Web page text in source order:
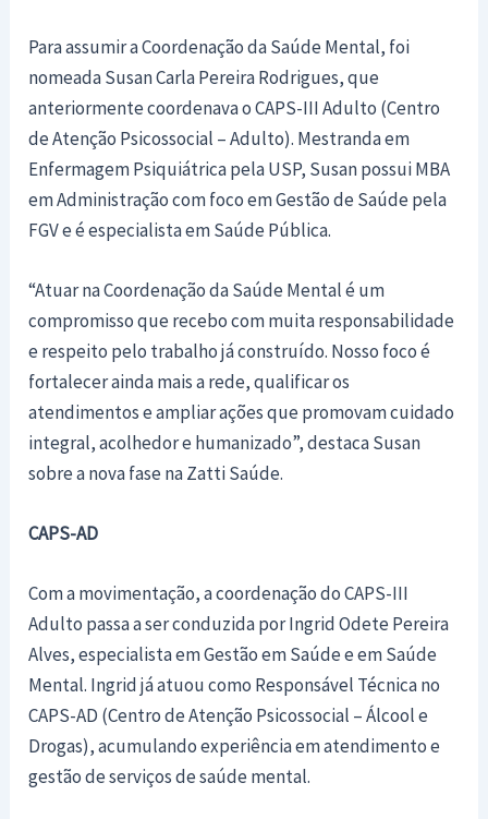
Para assumir a Coordenação da Saúde Mental, foi
nomeada Susan Carla Pereira Rodrigues, que
anteriormente coordenava o CAPS-III Adulto (Centro
de Atenção Psicossocial – Adulto). Mestranda em
Enfermagem Psiquiátrica pela USP, Susan possui MBA
em Administração com foco em Gestão de Saúde pela
FGV e é especialista em Saúde Pública.
“Atuar na Coordenação da Saúde Mental é um
compromisso que recebo com muita responsabilidade
e respeito pelo trabalho já construído. Nosso foco é
fortalecer ainda mais a rede, qualificar os
atendimentos e ampliar ações que promovam cuidado
integral, acolhedor e humanizado”, destaca Susan
sobre a nova fase na Zatti Saúde.
CAPS-AD
Com a movimentação, a coordenação do CAPS-III
Adulto passa a ser conduzida por Ingrid Odete Pereira
Alves, especialista em Gestão em Saúde e em Saúde
Mental. Ingrid já atuou como Responsável Técnica no
CAPS-AD (Centro de Atenção Psicossocial – Álcool e
Drogas), acumulando experiência em atendimento e
gestão de serviços de saúde mental.